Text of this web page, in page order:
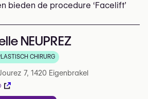
bieden de procedure ‘Facelift’
NEUPREZ
sur 5 sur Google
CHIRURG
7, 1420 Eigenbrakel